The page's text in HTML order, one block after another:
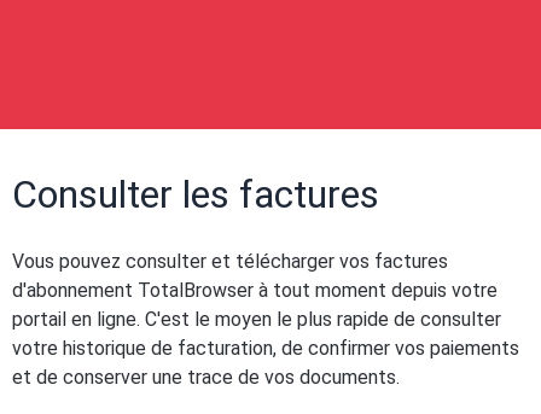
Consulter les factures
Vous pouvez consulter et télécharger vos factures
d'abonnement TotalBrowser à tout moment depuis votre
portail en ligne. C'est le moyen le plus rapide de consulter
votre historique de facturation, de confirmer vos paiements
et de conserver une trace de vos documents.